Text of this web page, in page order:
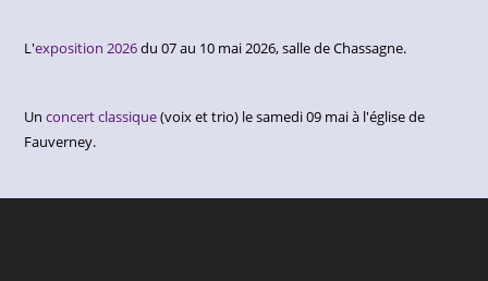
L'exposition 2026du 07 au 10 mai 2026, salle de Chassagne.
Un concert classique(voix et trio) le samedi 09 mai à l'église de
Fauverney.